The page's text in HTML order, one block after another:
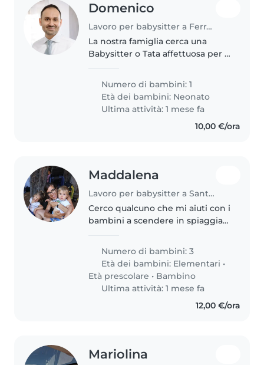
Domenico
Lavoro per babysitter a Ferrara
La nostra famiglia cerca una
Babysitter o Tata affettuosa per il
giocherellone. Preferibile
esperienza con neonati.
Numero di bambini: 1
Età dei bambini: Neonato
Ultima attività: 1 mese fa
10,00 €/ora
Maddalena
Lavoro per babysitter a Santa Teresa Gallura
Cerco qualcuno che mi aiuti con i
bambini a scendere in spiaggia
Numero di bambini: 3
Età dei bambini: Elementari •
Età prescolare • Bambino
Ultima attività: 1 mese fa
12,00 €/ora
Mariolina